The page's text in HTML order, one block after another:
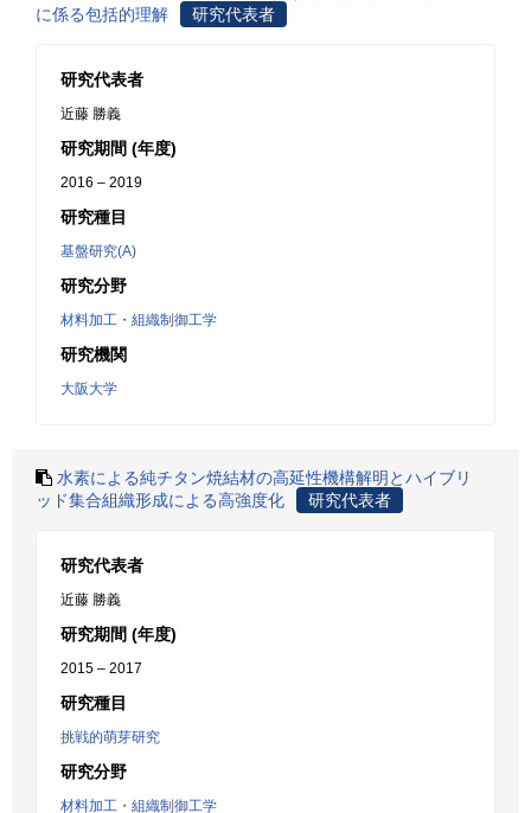
に係る包括的理解
研究代表者
研究代表者
近藤 勝義
研究期間 (年度)
2016 – 2019
研究種目
基盤研究(A)
研究分野
材料加工・組織制御工学
研究機関
大阪大学
水素による純チタン焼結材の高延性機構解明とハイブリ
ッド集合組織形成による高強度化
研究代表者
研究代表者
近藤 勝義
研究期間 (年度)
2015 – 2017
研究種目
挑戦的萌芽研究
研究分野
材料加工・組織制御工学